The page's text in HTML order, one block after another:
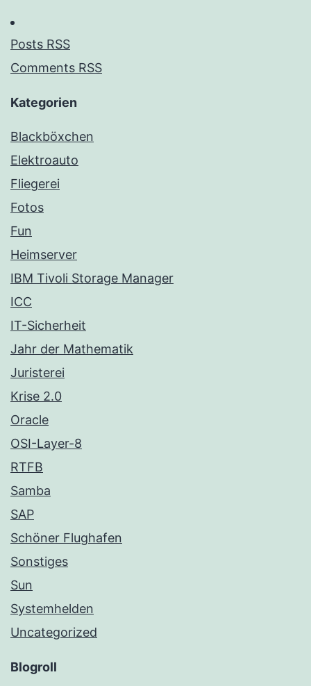
Posts RSS
Comments RSS
Kategorien
Blackböxchen
Elektroauto
Fliegerei
Fotos
Fun
Heimserver
IBM Tivoli Storage Manager
ICC
IT-Sicherheit
Jahr der Mathematik
Juristerei
Krise 2.0
Oracle
OSI-Layer-8
RTFB
Samba
SAP
Schöner Flughafen
Sonstiges
Sun
Systemhelden
Uncategorized
Blogroll